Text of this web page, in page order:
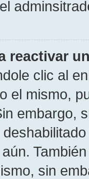
reactivar
clic al
el mismo,
embargo,
sin